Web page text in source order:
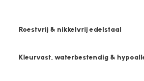
Roestvrij & nikkelvrij edelstaal
Kleurvast, waterbestendig &